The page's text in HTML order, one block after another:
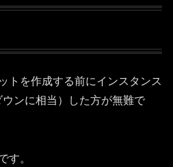
トを作成する前にインスタンス
ンに相当）した方が無難で
す。